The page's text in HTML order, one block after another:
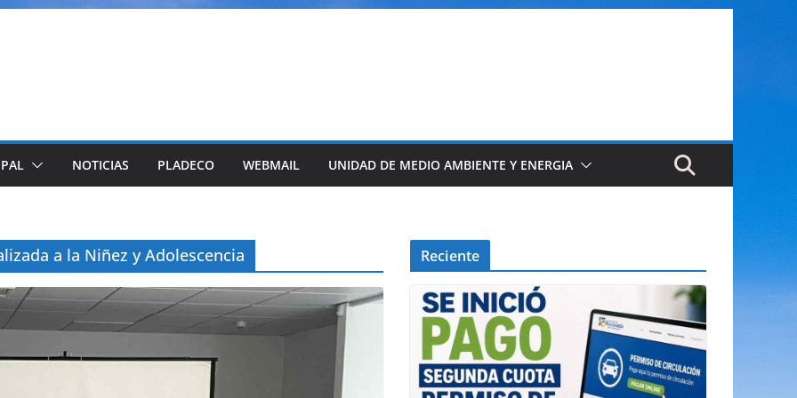
NOTICIAS PLADECO WEBMAIL UNIDAD DE MEDIO AMBIENTE Y ENERGIA
a la Niñez y Adolescencia Reciente